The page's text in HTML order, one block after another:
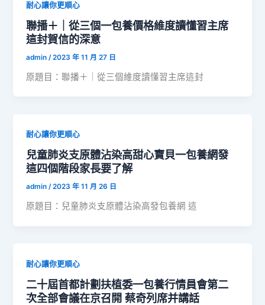
耐心讓你更順心
聯播＋｜從三個一包養價格維度讀懂習主席
這封賀信的深意
admin /2023 年 11 月 27 日
原題目：聯播＋｜從三個維度讀懂習主席這封
耐心讓你更順心
兒童肺炎支原體沾染高甜心寶貝一包養網發
這四個階段家長要了解
admin/2023 年 11 月 26 日
原題目：兒童肺炎支原體沾染高發包養網 這
耐心讓你更順心
二十屆首都計劃扶植委一包養行情員會第二
次全部會議在京召開 蔡奇列席并講話